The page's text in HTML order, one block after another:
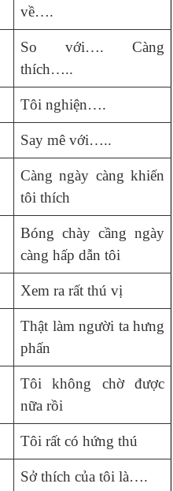
về….
So với…. Càng
thích…..
Tôi nghiện….
Say mê với…..
Càng ngày càng khiến
tôi thích
Bóng chày cầng ngày
càng hấp dẫn tôi
Xem ra rất thú vị
Thật làm người ta hưng
phấn
Tôi không chờ được
nữa rồi
Tôi rất có hứng thú
Sở thích của tôi là….